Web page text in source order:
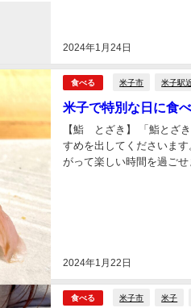
2024年1月24日
食べる 米子市 米子駅
米子で特別な日に食
2024年1月22日
【鮨 とざき】 「鮨とざ
すめを出してくださいま
がって楽しい時間を過ご
食べる 米子市 米子